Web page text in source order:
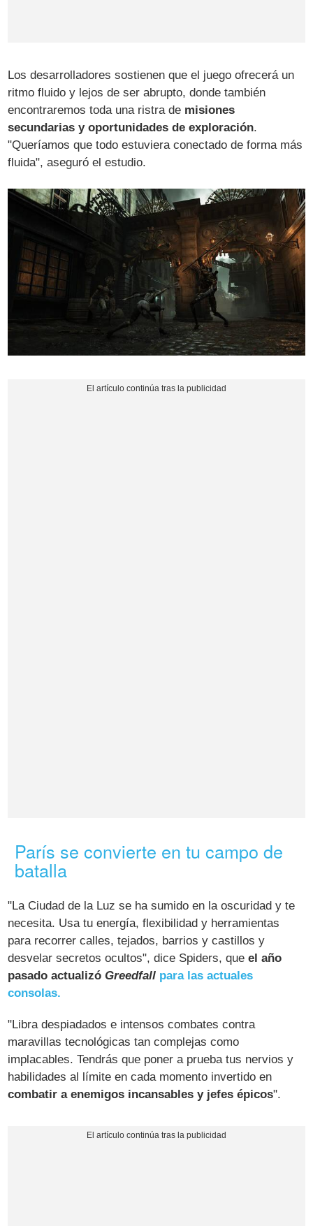
Los desarrolladores sostienen que el juego ofrecerá un
ritmo fluido y lejos de ser abrupto, donde también
encontraremos toda una ristra de misiones
secundarias y oportunidades de exploración.
"Queríamos que todo estuviera conectado de forma más
fluida", aseguró el estudio.
París se convierte en tu campo de
batalla
"La Ciudad de la Luz se ha sumido en la oscuridad y te
necesita. Usa tu energía, flexibilidad y herramientas
para recorrer calles, tejados, barrios y castillos y
desvelar secretos ocultos", dice Spiders, queel año
pasado actualizóGreedfall para las actuales
consolas.
"Libra despiadados e intensos combates contra
maravillas tecnológicas tan complejas como
implacables. Tendrás que poner a prueba tus nervios y
habilidades al límite en cada momento invertido en
combatir a enemigos incansables y jefes épicos".